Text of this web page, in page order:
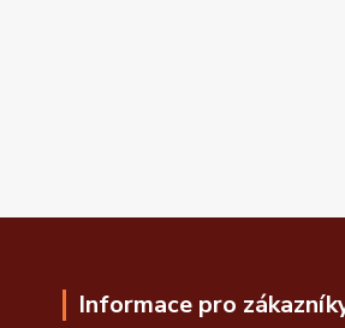
Informace pro